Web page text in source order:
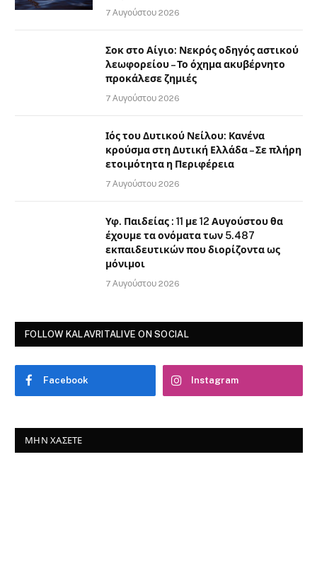
7 Αυγούστου 2026
Σοκ στο Αίγιο: Νεκρός οδηγός αστικού
λεωφορείου – Το όχημα ακυβέρνητο
προκάλεσε ζημιές
7 Αυγούστου 2026
Ιός του Δυτικού Νείλου: Κανένα
κρούσμα στη Δυτική Ελλάδα – Σε πλήρη
ετοιμότητα η Περιφέρεια
7 Αυγούστου 2026
Υφ. Παιδείας : 11 με 12 Αυγούστου θα
έχουμε τα ονόματα των 5.487
εκπαιδευτικών που διορίζοντα ως
μόνιμοι
7 Αυγούστου 2026
FOLLOW KALAVRITALIVE ON SOCIAL
Facebook Instagram
ΜΗΝ ΧΆΣΕΤΕ